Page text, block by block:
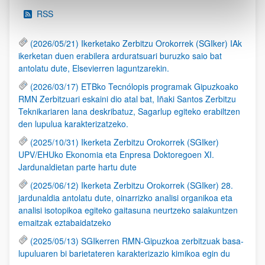
RSS
(2026/05/21) Ikerketako Zerbitzu Orokorrek (SGIker) IAk
ikerketan duen erabilera arduratsuari buruzko saio bat
antolatu dute, Elsevierren laguntzarekin.
(2026/03/17) ETBko Tecnólopis programak Gipuzkoako
RMN Zerbitzuari eskaini dio atal bat, Iñaki Santos Zerbitzu
Teknikariaren lana deskribatuz, Sagarlup egiteko erabiltzen
den lupulua karakterizatzeko.
(2025/10/31) Ikerketa Zerbitzu Orokorrek (SGIker)
UPV/EHUko Ekonomia eta Enpresa Doktoregoen XI.
Jardunaldietan parte hartu dute
(2025/06/12) Ikerketa Zerbitzu Orokorrek (SGIker) 28.
jardunaldia antolatu dute, oinarrizko analisi organikoa eta
analisi isotopikoa egiteko gaitasuna neurtzeko saiakuntzen
emaitzak eztabaidatzeko
(2025/05/13) SGIkerren RMN-Gipuzkoa zerbitzuak basa-
lupuluaren bi barietateren karakterizazio kimikoa egin du